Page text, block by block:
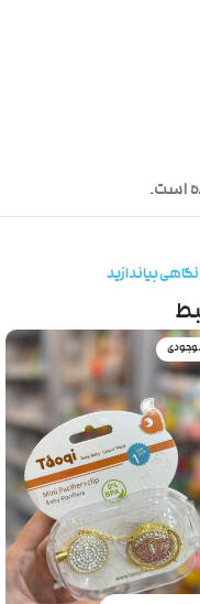
است.
بیاندازید